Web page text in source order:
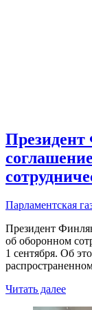
Парламентская
Президент
об оборонном
1 сентября. Об
Читать далее